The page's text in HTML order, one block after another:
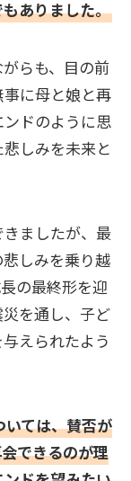
ありました。
らも、目の前
に母と娘と再
ドのように思
しみを未来と
ましたが、最
しみを乗り越
の最終形を迎
を通し、子ど
えられたよう
ては、賛否が
できるのが理